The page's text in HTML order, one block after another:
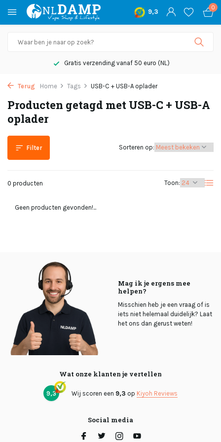
9,3
0
Gratis verzending vanaf 50 euro (NL)
Terug Home Tags USB-C + USB-A oplader
Producten getagd met USB-C + USB-A
oplader
Filter
0 producten Toon:
Sorteren op:
Geen producten gevonden!...
Mag ik je ergens mee
helpen?
Misschien heb je een vraag of is
iets niet helemaal duidelijk? Laat
het ons dan gerust weten!
Wat onze klanten je vertellen
9,3 Wij scoren een 9,3 op Kiyoh Reviews
Social media